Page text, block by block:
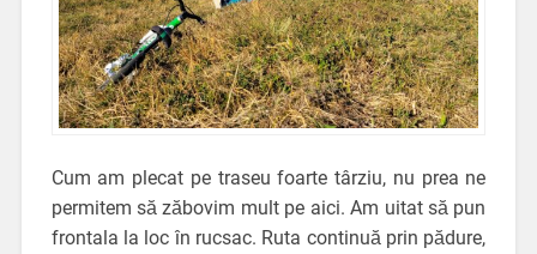
Cum am plecat pe traseu foarte târziu, nu prea ne
permitem să zăbovim mult pe aici. Am uitat să pun
frontala la loc în rucsac. Ruta continuă prin pădure,